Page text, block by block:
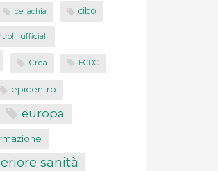
celiachia cibo
ufficiali
Crea ECDC
epicentro
europa
sanità